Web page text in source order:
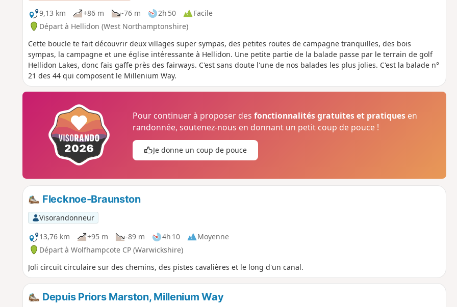
9,13 km
+86 m -76 m 2h 50
Facile
Départ à Hellidon (West Northamptonshire)
Cette boucle te fait découvrir deux villages super sympas, des petites routes de campagne tranquilles, des bois
sympas, la campagne et une église intéressante à Hellidon. Une petite partie de la balade passe par le terrain de golf
Hellidon Lakes, donc fais gaffe près des fairways. C'est sans doute l'une de nos balades les plus jolies. C'est la balade n°
21 des 44 qui composent le Millenium Way.
Pour continuer à proposer desfonctionnalités gratuites et pratiques en
randonnée, soutenez-nous en donnant un petit coup de pouce !
Je donne un coup de pouce
Flecknoe-Braunston
Visorandonneur
13,76 km
+95 m -89 m 4h 10
Moyenne
Départ à Wolfhampcote CP (Warwickshire)
Joli circuit circulaire sur des chemins, des pistes cavalières et le long d'un canal.
Depuis Priors Marston, Millenium Way